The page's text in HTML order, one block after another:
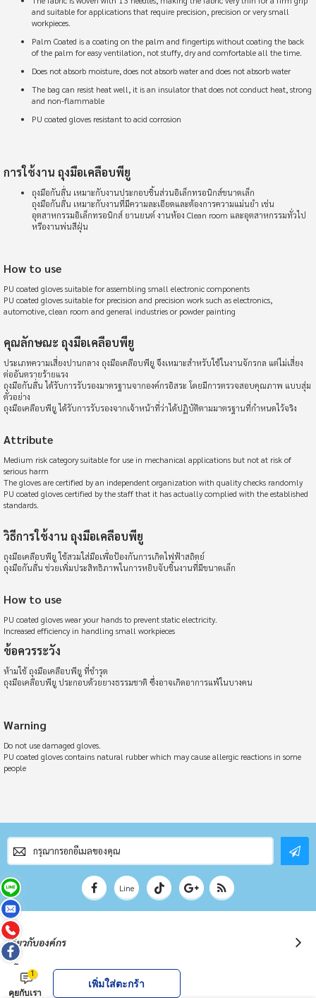
100%
ดีค่ะ
addapitchaya
ดีมาก
m*****t
Page
You're currently reading page
1 Page
and suitable for applications that require precision, precision or very small
workpieces.
Palm Coated is a coating on the palm and fingertips without coating the back
of the palm for easy ventilation, not stuffy, dry and comfortable all the time.
Does not absorb moisture, does not absorb water and does not absorb water
The bag can resist heat well, it is an insulator that does not conduct heat, strong
and non-flammable
PU coated gloves resistant to acid corrosion
การใช้งาน ถุงมือเคลือบพียู
ถุงมือกันลื่น เหมาะกับงานประกอบชิ้นส่วนอิเล็กทรอนิกส์ขนาดเล็ก
ถุงมือกันลื่น เหมาะกับงานที่มีความละเอียดและต้องการความแม่นยำ เช่น
อุตสาหกรรมอิเล็กทรอนิกส์ ยานยนต์ งานห้อง Clean room และอุตสาหกรรมทั่วไป
หรืองานพ่นสีฝุ่น
How to use
PU coated gloves suitable for assembling small electronic components
PU coated gloves suitable for precision and precision work such as electronics,
automotive, clean room and general industries or powder painting
คุณลักษณะ ถุงมือเคลือบพียู
ประเภทความเสี่ยงปานกลาง ถุงมือเคลือบพียู จึงเหมาะสำหรับใช้ในงานจักรกล แต่ไม่เสี่ยง
ต่ออันตรายร้ายแรง
ถุงมือกันลื่น ได้รับการรับรองมาตรฐานจากองค์กรอิสระ โดยมีการตรวจสอบคุณภาพ แบบสุ่ม
ตัวอย่าง
ถุงมือเคลือบพียู ได้รับการรับรองจากเจ้าหน้าที่ว่าได้ปฏิบัติตามมาตรฐานที่กำหนดไว้จริง
Attribute
Medium risk category suitable for use in mechanical applications but not at risk of
serious harm
The gloves are certified by an independent organization with quality checks randomly
PU coated gloves certified by the staff that it has actually complied with the established
standards.
วิธีการใช้งาน ถุงมือเคลือบพียู
ถุงมือเคลือบพียู ใช้สวมใส่มือเพื่อป้องกันการเกิดไฟฟ้าสถิตย์
ถุงมือกันลื่น ช่วยเพิ่มประสิทธิภาพในการหยิบจับชิ้นงานที่มีขนาดเล็ก
How to use
PU coated gloves wear your hands to prevent static electricity.
Increased efficiency in handling small workpieces
ข้อควรระวัง
ห้ามใช้ ถุงมือเคลือบพียู ที่ชำรุด
ถุงมือเคลือบพียู ประกอบด้วยยางธรรมชาติ ซึ่งอาจเกิดอาการแพ้ในบางคน
Warning
Do not use damaged gloves.
PU coated gloves contains natural rubber which may cause allergic reactions in some
people
สมัคร
สมาชิก
จดหมาย
ข่าว
Line
เกี่ยวกับองค์กร
นโยบายต่าง ๆ
1
คุยกับเรา
เพิ่มใส่ตะกร้า